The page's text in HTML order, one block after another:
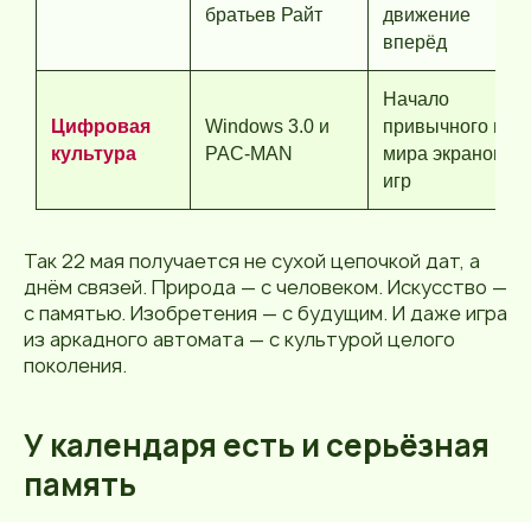
братьев Райт
движение
вперёд
Цифровая
культура
Windows 3.0 и
PAC-MAN
Начало
привычного нам
мира экранов и
игр
Так 22 мая получается не сухой цепочкой дат, а
днём связей. Природа — с человеком. Искусство —
с памятью. Изобретения — с будущим. И даже игра
из аркадного автомата — с культурой целого
поколения.
У календаря есть и серьёзная
память